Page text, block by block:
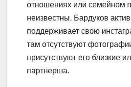
отношениях или семейном
неизвестны. Бардуков
поддерживает свою
там отсутствуют
присутствуют его близкие
партнерша.